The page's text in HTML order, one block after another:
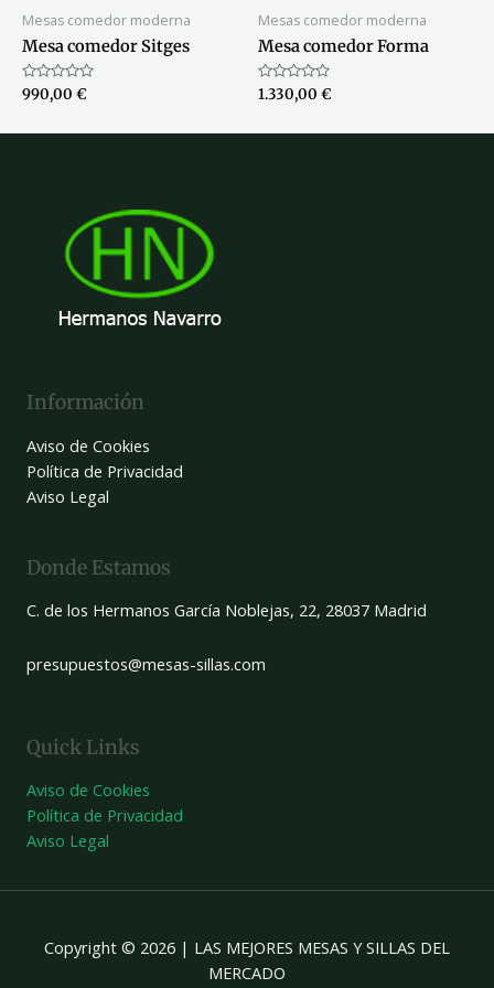
Mesas comedor moderna
Mesa comedor Sitges
Valorado
con
de
990,00 €
Mesas comedor moderna
Mesa comedor Forma
Valorado
con
de
1.330,00 €
Información
Aviso de Cookies
Política de Privacidad
Aviso Legal
Donde Estamos
C. de los Hermanos García Noblejas, 22, 28037 Madrid
presupuestos@mesas-sillas.com
Quick Links
Aviso de Cookies
Política de Privacidad
Aviso Legal
Copyright © 2026 | LAS MEJORES MESAS Y SILLAS DEL
MERCADO